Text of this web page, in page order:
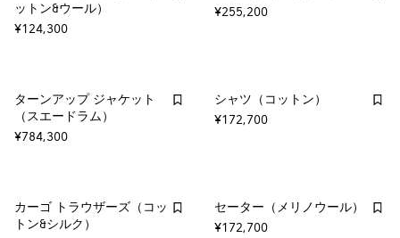
ットン&ウール）
¥124,300
¥255,200
ターンアップ ジャケット
（スエードラム）
¥784,300
シャツ（コットン）
¥172,700
カーゴ トラウザーズ（コッ
トン&シルク）
セーター（メリノウール）
¥172,700